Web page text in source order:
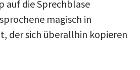
auf die Sprechblase
magisch in
der sich überallhin kopieren